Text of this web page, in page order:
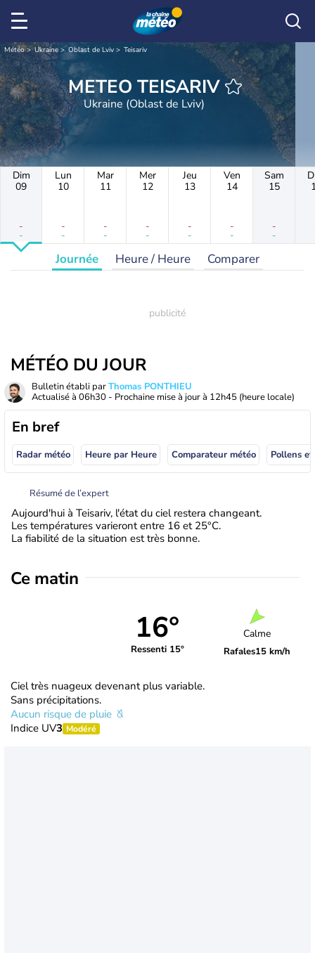
Météo Ukraine Oblast de Lviv Teisariv
METEO TEISARIV
Ukraine (Oblast de Lviv)
Dim
09
-
-
Lun
10
-
-
Mar
11
-
-
Mer
12
-
-
Jeu
13
-
-
Ven
14
-
-
Sam
15
-
-
Journée Heure / Heure Comparer
MÉTÉO DU JOUR
Bulletin établi parThomas PONTHIEU
Actualisé à 06h30 - Prochaine mise à jour à 12h45 (heure locale)
En bref
Radar météo Heure par Heure Comparateur météo Pollens
Résumé de l’expert
Aujourd'hui à Teisariv, l'état du ciel restera changeant.
Les températures varieront entre 16 et 25°C.
La fiabilité de la situation est très bonne.
Ce matin
16°
Ressenti 15°
Calme
Rafales15 km/h
Ciel très nuageux devenant plus variable.
Sans précipitations.
Aucun risque de pluie
Indice UV3 Modéré